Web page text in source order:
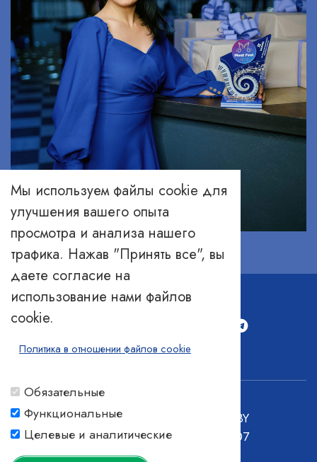
© Медиакомпания ПРОДУКТ.BY
г. Минск, ул. Платонова, 22-707
+375 (17) 390 65 55
Мы используем файлы cookie для
улучшения вашего опыта
просмотра и анализа нашего
трафика. Нажав "Принять все", вы
даете согласие на
использование нами файлов
cookie.
Политика в отношении файлов cookie
Обязательные
Функциональные
Целевые и аналитические